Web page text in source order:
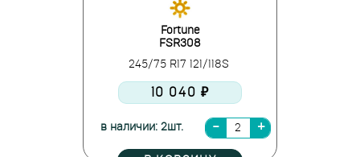
Fortune
FSR308
245/75 R17 121/118S
10 040 ₽
в наличии: 2шт.